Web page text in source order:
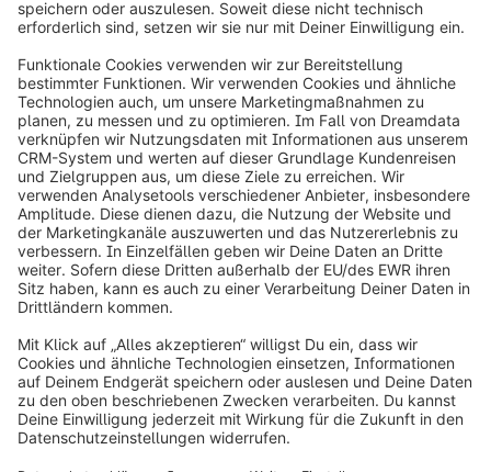
1
info@shopware.com
Produkt
Lösungen